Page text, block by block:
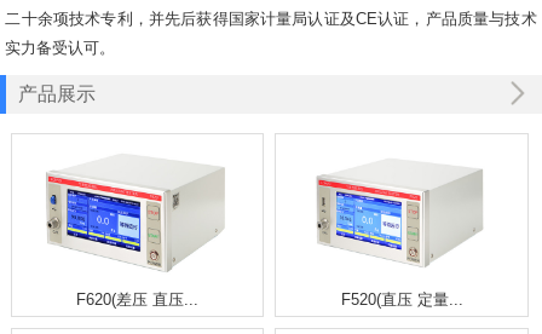
二十余项技术专利，并先后获得国家计量局认证及CE认证，产品质量与技术
实力备受认可。
产品展示
F620(差压 直压... F520(直压 定量...